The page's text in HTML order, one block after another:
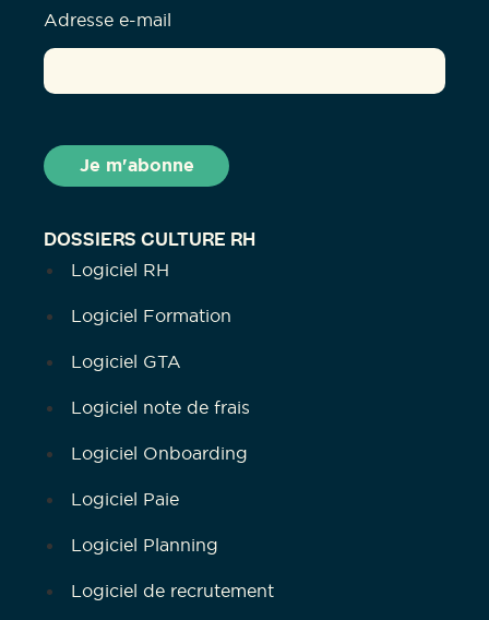
DOSSIERS CULTURE RH
Logiciel RH
Logiciel Formation
Logiciel GTA
Logiciel note de frais
Logiciel Onboarding
Logiciel Paie
Logiciel Planning
Logiciel de recrutement
Adresse e-mail